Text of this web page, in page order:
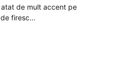
de mult accent pe
de firesc…